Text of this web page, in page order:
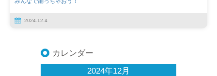
2024.12.4
カレンダー
2024年12月